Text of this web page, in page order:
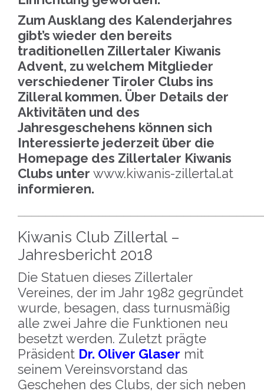
Zum Ausklang des Kalenderjahres
gibt’s wieder den bereits
traditionellen Zillertaler Kiwanis
Advent, zu welchem Mitglieder
verschiedener Tiroler Clubs ins
Zilleral kommen. Über Details der
Aktivitäten und des
Jahresgeschehens können sich
Interessierte jederzeit über die
Homepage des Zillertaler Kiwanis
Clubs unter www.kiwanis-zillertal.at
informieren.
Kiwanis Club Zillertal –
Jahresbericht 2018
Die Statuen dieses Zillertaler
Vereines, der im Jahr 1982 gegründet
wurde, besagen, dass turnusmäßig
alle zwei Jahre die Funktionen neu
besetzt werden. Zuletzt prägte
Präsident Dr. Oliver Glaser mit
seinem Vereinsvorstand das
Geschehen des Clubs, der sich neben